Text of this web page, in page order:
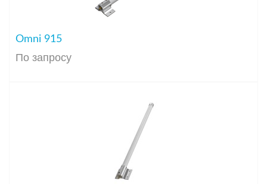
Omni 915
По запросу